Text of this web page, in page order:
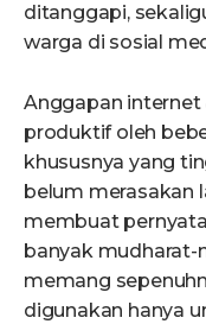
ditanggapi,
warga di sosial
Anggapan
produktif oleh
khususnya yang
belum merasakan
membuat
banyak mudharat-
memang
digunakan hanya